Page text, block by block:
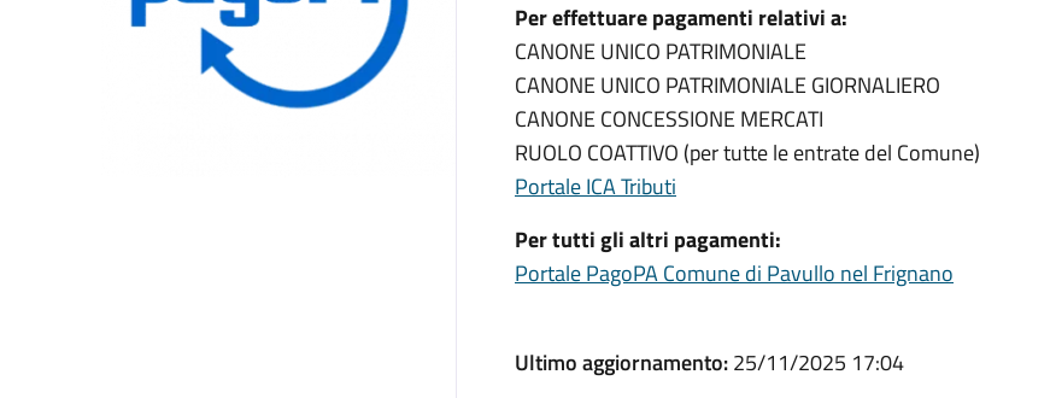
Per effettuare pagamenti relativi a:
CANONE UNICO PATRIMONIALE
CANONE UNICO PATRIMONIALE GIORNALIERO
CANONE CONCESSIONE MERCATI
RUOLO COATTIVO (per tutte le entrate del Comune)
Portale ICA Tributi
Per tutti gli altri pagamenti:
Portale PagoPA Comune di Pavullo nel Frignano
Ultimo aggiornamento:25/11/2025 17:04